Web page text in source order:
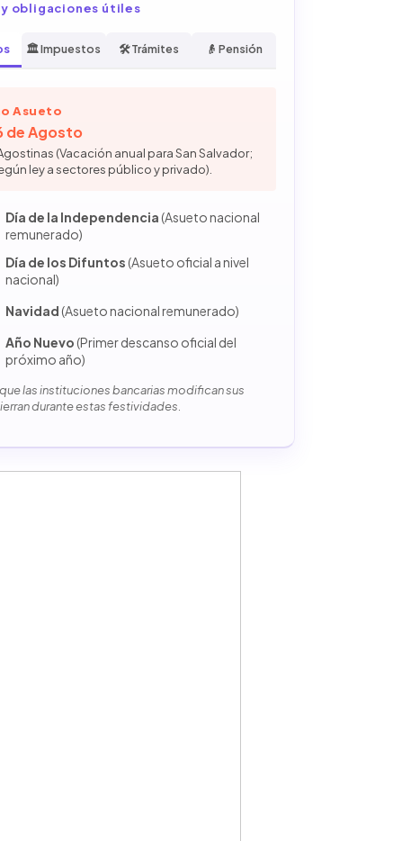
obligaciones útiles
🏛️ Impuestos 🛠️ Trámites 👴 Pensión
Asueto
de Agosto
(Vacación anual para San Salvador;
ley a sectores público y privado).
Día de la Independencia(Asueto nacional
remunerado)
Día de los Difuntos(Asueto oficial a nivel
nacional)
Navidad(Asueto nacional remunerado)
Año Nuevo(Primer descanso oficial del
próximo año)
las instituciones bancarias modifican sus
durante estas festividades.